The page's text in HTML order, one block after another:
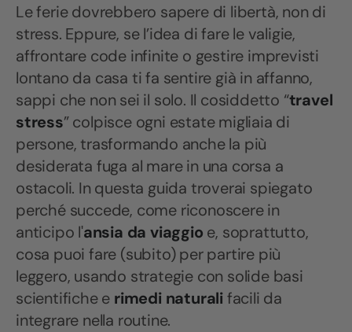
Le ferie dovrebbero sapere di libertà, non di
stress. Eppure, se l’idea di fare le valigie,
affrontare code infinite o gestire imprevisti
lontano da casa ti fa sentire già in affanno,
sappi che non sei il solo. Il cosiddetto “travel
stress” colpisce ogni estate migliaia di
persone, trasformando anche la più
desiderata fuga al mare in una corsa a
ostacoli. In questa guida troverai spiegato
perché succede, come riconoscere in
anticipo l'ansia da viaggio e, soprattutto,
cosa puoi fare (subito) per partire più
leggero, usando strategie con solide basi
scientifiche e rimedi naturalifacili da
integrare nella routine.